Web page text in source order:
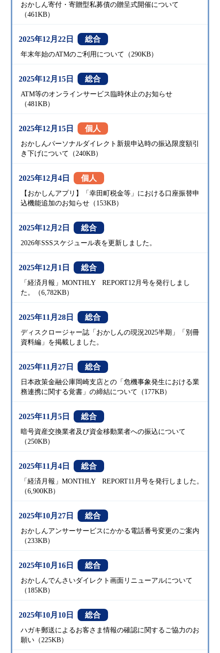
おかしん寄付・寄贈型私募債の贈呈式開催について
（461KB）
2025年12月22日 総合
年末年始のATMのご利用について（290KB）
2025年12月15日 総合
ATM等のオンラインサービス臨時休止のお知らせ
（481KB）
2025年12月15日 個人
おかしんパーソナルダイレクト新規申込時の振込限度額引
き下げについて（240KB）
2025年12月4日 個人
【おかしんアプリ】「幸田町税金等」における口座振替申
込機能追加のお知らせ（153KB）
2025年12月2日 総合
2026年SSSスケジュール表を更新しました。
2025年12月1日 総合
「経済月報」MONTHLY REPORT12月号を発行しまし
た。（6,782KB）
2025年11月28日 総合
ディスクロージャー誌「おかしんの現況2025半期」「別冊
資料編」を掲載しました。
2025年11月27日 総合
日本政策金融公庫岡崎支店との「危機事象発生における業
務連携に関する覚書」の締結について（177KB）
2025年11月5日 総合
暗号資産交換業者及び資金移動業者への振込について
（250KB）
2025年11月4日 総合
「経済月報」MONTHLY REPORT11月号を発行しました。
（6,900KB）
2025年10月27日 総合
おかしんアンサーサービスにかかる電話番号変更のご案内
（233KB）
2025年10月16日 総合
おかしんでんさいダイレクト画面リニューアルについて
（185KB）
2025年10月10日 総合
ハガキ郵送によるお客さま情報の確認に関するご協力のお
願い（225KB）